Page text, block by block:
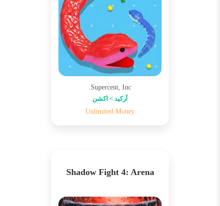
Supercent, Inc.
آرکید > اکشن
Unlimited Money
Shadow Fight 4: Arena